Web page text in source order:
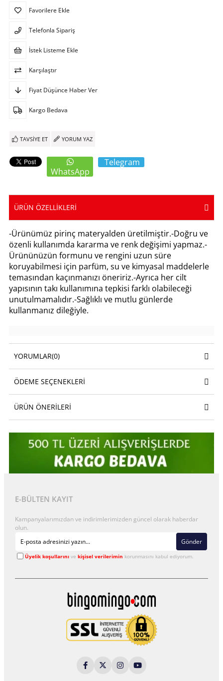
Favorilere Ekle
Telefonla Sipariş
İstek Listeme Ekle
Karşılaştır
Fiyat Düşünce Haber Ver
Kargo Bedava
TAVSIYE ET YORUM YAZ
WhatsApp
Telegram
ÜRÜN ÖZELLIKLERI
-Ürünümüz pirinç materyalden üretilmiştir.-Doğru ve
özenli kullanımda kararma ve renk değişimi yapmaz.-
Ürününüzün formunu ve rengini uzun süre
koruyabilmesi için parfüm, su ve kimyasal maddelerle
temasından kaçınmanızı öneririz.-Ayrıca her cilt
yapısının takı kullanımına tepkisi farklı olabileceği
unutulmamalıdır.-Sağlıklı ve mutlu günlerde
kullanmanız dileğiyle.
YORUMLAR(0)
ÖDEME SEÇENEKLERI
ÜRÜN ÖNERILERI
E-BÜLTEN KAYIT
Kampanyalarımızdan ve indirimlerimizden güncel olarak haberdar
olun.
Gönder
Üyelik koşullarınıve kişisel verilerimin korunmasını kabul ediyorum.